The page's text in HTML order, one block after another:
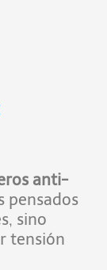
anti-
pensados
sino
tensión